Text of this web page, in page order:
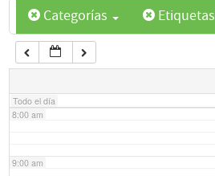
Categorías Etiquetas
Todo el día
6:00 am
7:00 am
8:00 am
9:00 am